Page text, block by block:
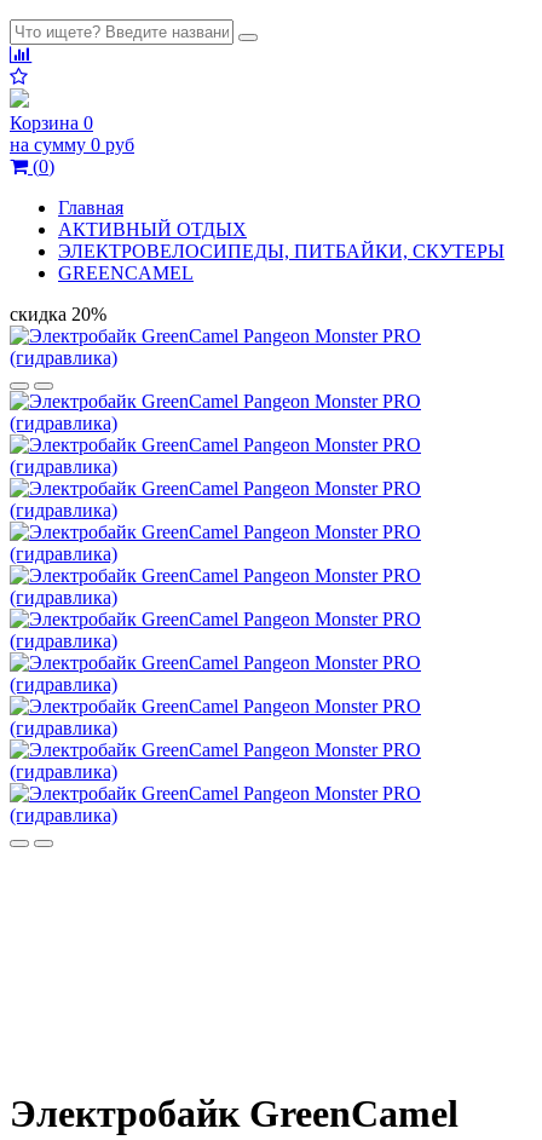
Корзина 0
на сумму 0 руб
(0)
Главная
АКТИВНЫЙ ОТДЫХ
ЭЛЕКТРОВЕЛОСИПЕДЫ, ПИТБАЙКИ, СКУТЕРЫ
GREENCAMEL
скидка 20%
Электробайк GreenCamel